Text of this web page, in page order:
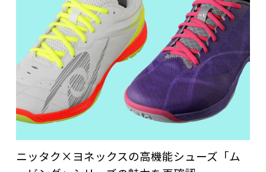
ニッタク×ヨネックスの高機能シューズ「ム